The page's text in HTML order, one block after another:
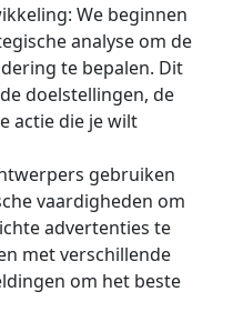
We beginnen
analyse om de
te bepalen. Dit
doelstellingen, de
actie die je wilt
gebruiken
vaardigheden om
advertenties te
met verschillende
om het beste